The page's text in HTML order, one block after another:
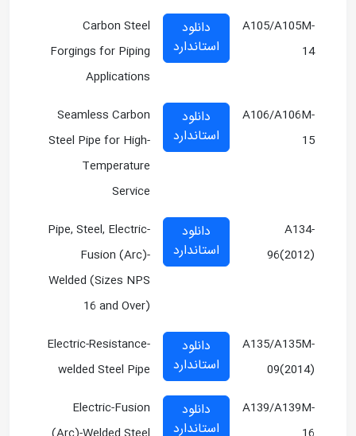
A105/A105M-
14
دانلود
استاندارد
Carbon Steel
Forgings for Piping
Applications
A106/A106M-
15
دانلود
استاندارد
Seamless Carbon
Steel Pipe for High-
Temperature
Service
A134-
96(2012)
دانلود
استاندارد
Pipe, Steel, Electric-
Fusion (Arc)-
Welded (Sizes NPS
16 and Over)
A135/A135M-
09(2014)
دانلود
استاندارد
Electric-Resistance-
welded Steel Pipe
A139/A139M-
دانلود
استاندارد
Electric-Fusion